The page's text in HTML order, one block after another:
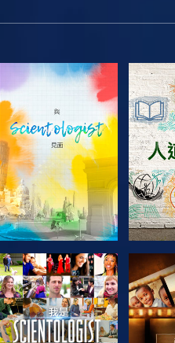
探索系列節目 探